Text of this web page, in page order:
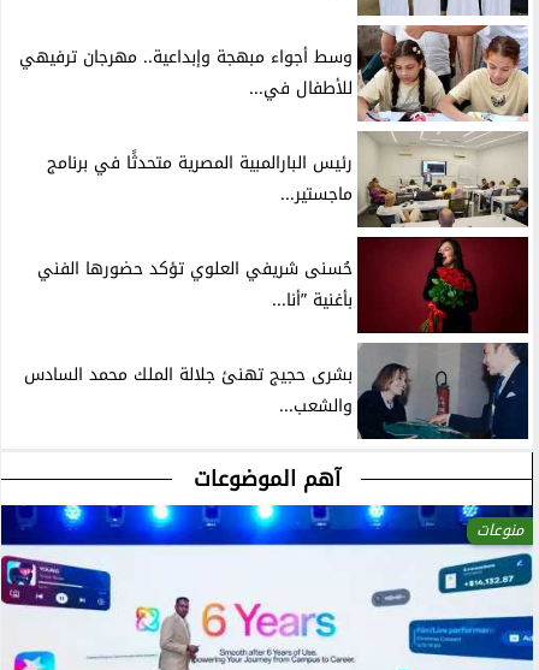
وسط أجواء مبهجة وإبداعية.. مهرجان ترفيهي
للأطفال في...
رئيس البارالمبية المصرية متحدثًا في برنامج
ماجستير...
حُسنى شريفي العلوي تؤكد حضورها الفني
بأغنية ”أنا...
بشرى حجيج تهنئ جلالة الملك محمد السادس
والشعب...
آهم الموضوعات
منوعات